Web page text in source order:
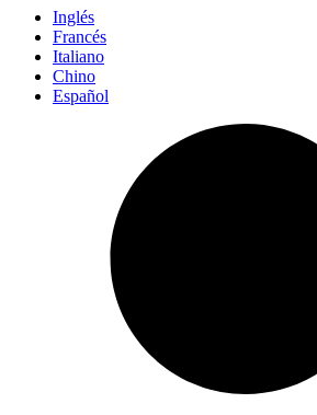
Inglés
Francés
Italiano
Chino
Español